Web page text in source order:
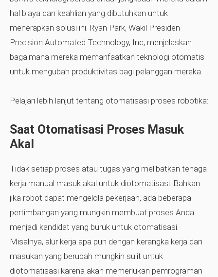
hal biaya dan keahlian yang dibutuhkan untuk
menerapkan solusi ini. Ryan Park, Wakil Presiden
Precision Automated Technology, Inc, menjelaskan
bagaimana mereka memanfaatkan teknologi otomatis
untuk mengubah produktivitas bagi pelanggan mereka.
Pelajari lebih lanjut tentang otomatisasi proses robotika:
Saat Otomatisasi Proses Masuk
Akal
Tidak setiap proses atau tugas yang melibatkan tenaga
kerja manual masuk akal untuk diotomatisasi. Bahkan
jika robot dapat mengelola pekerjaan, ada beberapa
pertimbangan yang mungkin membuat proses Anda
menjadi kandidat yang buruk untuk otomatisasi.
Misalnya, alur kerja apa pun dengan kerangka kerja dan
masukan yang berubah mungkin sulit untuk
diotomatisasi karena akan memerlukan pemrograman